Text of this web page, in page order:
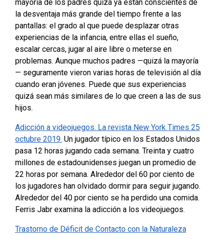
mayoría de los padres quizá ya están conscientes de
la desventaja más grande del tiempo frente a las
pantallas: el grado al que puede desplazar otras
experiencias de la infancia, entre ellas el sueño,
escalar cercas, jugar al aire libre o meterse en
problemas. Aunque muchos padres —quizá la mayoría
— seguramente vieron varias horas de televisión al día
cuando eran jóvenes. Puede que sus experiencias
quizá sean más similares de lo que creen a las de sus
hijos.
Adicción a videojuegos. La revista New York Times 25
octubre 2019. Un jugador típico en los Estados Unidos
pasa 12 horas jugando cada semana. Treinta y cuatro
millones de estadounidenses juegan un promedio de
22 horas por semana. Alrededor del 60 por ciento de
los jugadores han olvidado dormir para seguir jugando.
Alrededor del 40 por ciento se ha perdido una comida.
Ferris Jabr examina la adicción a los videojuegos.
Trastorno de Déficit de Contacto con la Naturaleza